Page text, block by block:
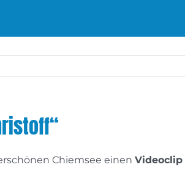
Chiemsee einen Videoclip